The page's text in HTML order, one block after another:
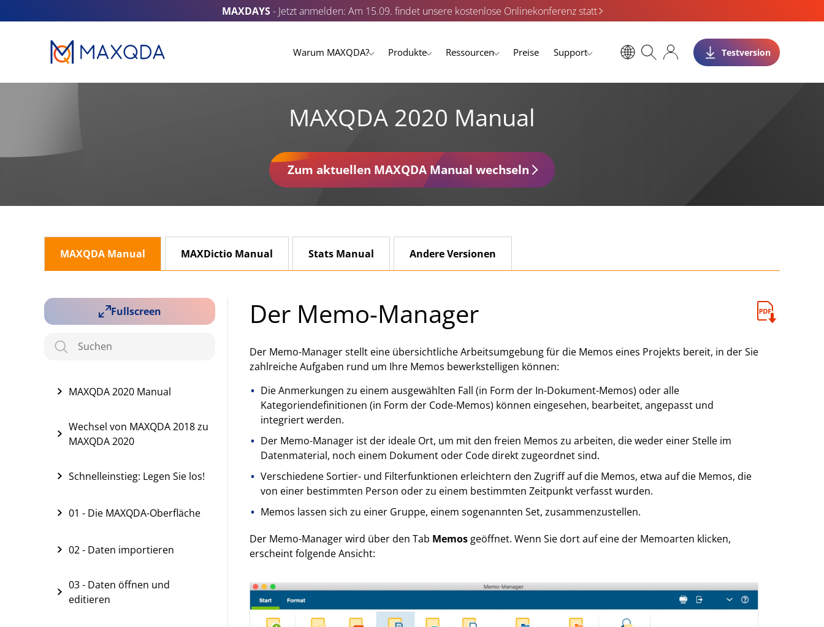
MAXDAYS- Jetzt anmelden: Am 15.09. findet unsere kostenlose Onlinekonferenz statt
Warum MAXQDA? Produkte Ressourcen Preise Support Testversion
MAXQDA 2020 Manual
Zum aktuellen MAXQDA Manual wechseln
MAXQDA Manual MAXDictio Manual Stats Manual Andere Versionen
Fullscreen
MAXQDA 2020 Manual
Wechsel von MAXQDA 2018 zu
MAXQDA 2020
Schnelleinstieg: Legen Sie los!
01 - Die MAXQDA-Oberfläche
02 - Daten importieren
03 - Daten öffnen und
editieren
Der Memo-Manager
Der Memo-Manager stellt eine übersichtliche Arbeitsumgebung für die Memos eines Projekts bereit, in der Sie
zahlreiche Aufgaben rund um Ihre Memos bewerkstelligen können:
Die Anmerkungen zu einem ausgewählten Fall (in Form der In-Dokument-Memos) oder alle
Kategoriendefinitionen (in Form der Code-Memos) können eingesehen, bearbeitet, angepasst und
integriert werden.
Der Memo-Manager ist der ideale Ort, um mit den freien Memos zu arbeiten, die weder einer Stelle im
Datenmaterial, noch einem Dokument oder Code direkt zugeordnet sind.
Verschiedene Sortier- und Filterfunktionen erleichtern den Zugriff auf die Memos, etwa auf die Memos, die
von einer bestimmten Person oder zu einem bestimmten Zeitpunkt verfasst wurden.
Memos lassen sich zu einer Gruppe, einem sogenannten Set, zusammenzustellen.
Der Memo-Manager wird über den Tab Memos geöffnet. Wenn Sie dort auf eine der Memoarten klicken,
erscheint folgende Ansicht: